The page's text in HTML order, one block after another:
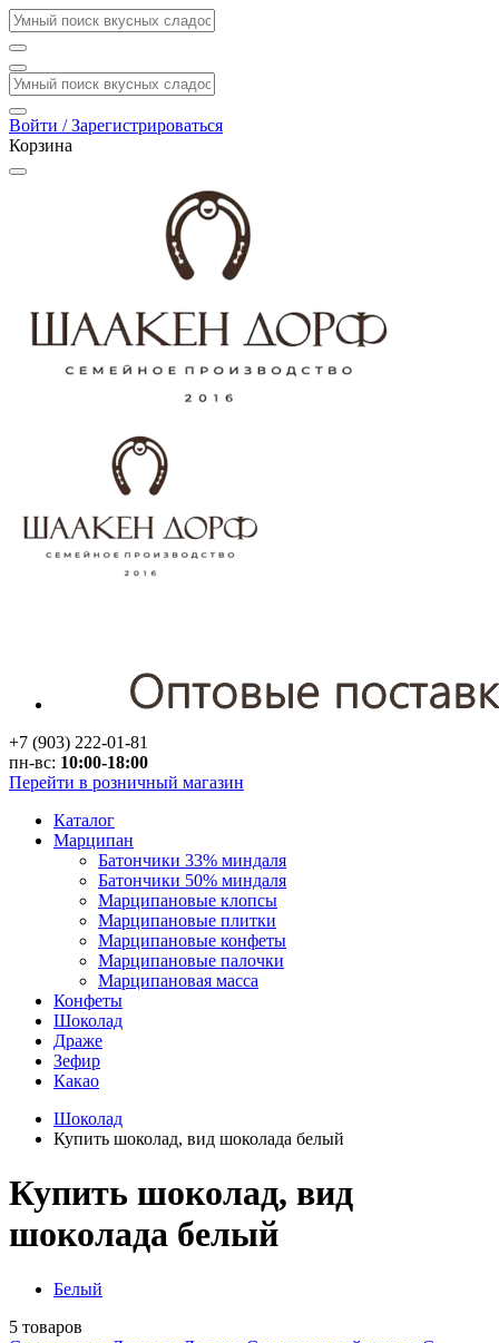
Войти / Зарегистрироваться
Корзина
+7 (903) 222-01-81
пн-вс: 10:00-18:00
Перейти в розничный магазин
Каталог
Марципан
Батончики 33% миндаля
Батончики 50% миндаля
Марципановые клопсы
Марципановые плитки
Марципановые конфеты
Марципановые палочки
Марципановая масса
Конфеты
Шоколад
Драже
Зефир
Какао
Шоколад
Купить шоколад, вид шоколада белый
Купить шоколад, вид
шоколада белый
Белый
5 товаров